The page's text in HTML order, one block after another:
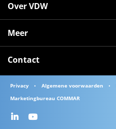
Over VDW
Meer
Contact
Privacy Algemene voorwaarden
Marketingbureau COMMAR